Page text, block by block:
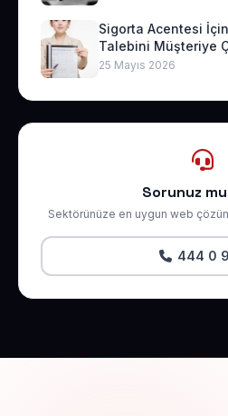
Sigorta Acentesi
Talebini Müşteriye
25 Mayıs 2026
Sorunuz
Sektörünüze en uygun web
444 0